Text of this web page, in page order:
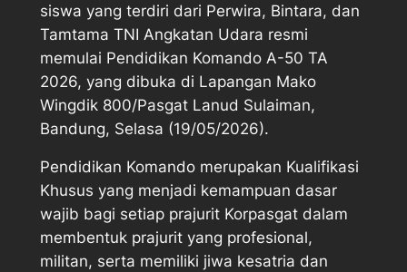
siswa yang terdiri dari Perwira, Bintara, dan
Tamtama TNI Angkatan Udara resmi
memulai Pendidikan Komando A-50 TA
2026, yang dibuka di Lapangan Mako
Wingdik 800/Pasgat Lanud Sulaiman,
Bandung, Selasa (19/05/2026).
Pendidikan Komando merupakan Kualifikasi
Khusus yang menjadi kemampuan dasar
wajib bagi setiap prajurit Korpasgat dalam
membentuk prajurit yang profesional,
militan, serta memiliki jiwa kesatria dan